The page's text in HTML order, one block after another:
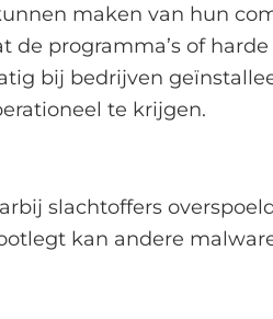
maken van hun
programma’s of
bij bedrijven
te krijgen.
slachtoffers
kan andere